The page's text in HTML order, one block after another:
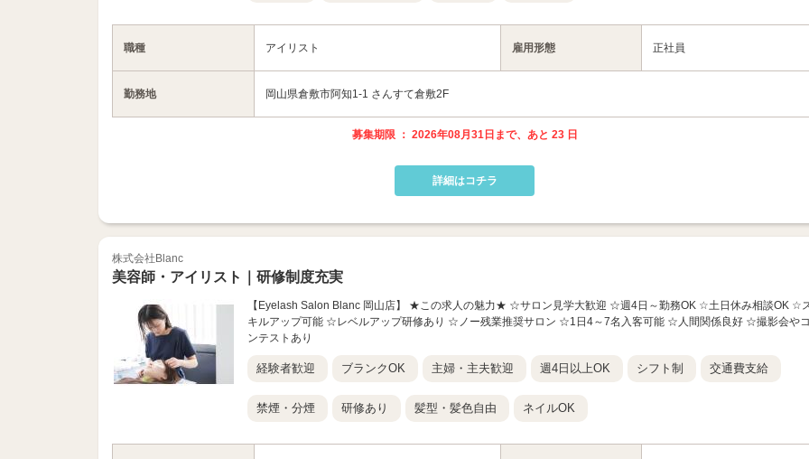
職種 アイリスト 雇用形態 正社員
勤務地 岡山県倉敷市阿知1-1 さんすて倉敷2F
募集期限 ： 2026年08月31日まで、あと 23 日
詳細はコチラ
株式会社Blanc
美容師・アイリスト｜研修制度充実
【Eyelash Salon Blanc 岡山店】 ★この求人の魅力★ ☆サロン見学大歓迎 ☆週4日～勤務OK ☆土日休み相談OK ☆
キルアップ可能 ☆レベルアップ研修あり ☆ノー残業推奨サロン ☆1日4～7名入客可能 ☆人間関係良好 ☆撮影会や
ンテストあり
経験者歓迎 ブランクOK 主婦・主夫歓迎 週4日以上OK シフト制 交通費支給
禁煙・分煙 研修あり 髪型・髪色自由 ネイルOK